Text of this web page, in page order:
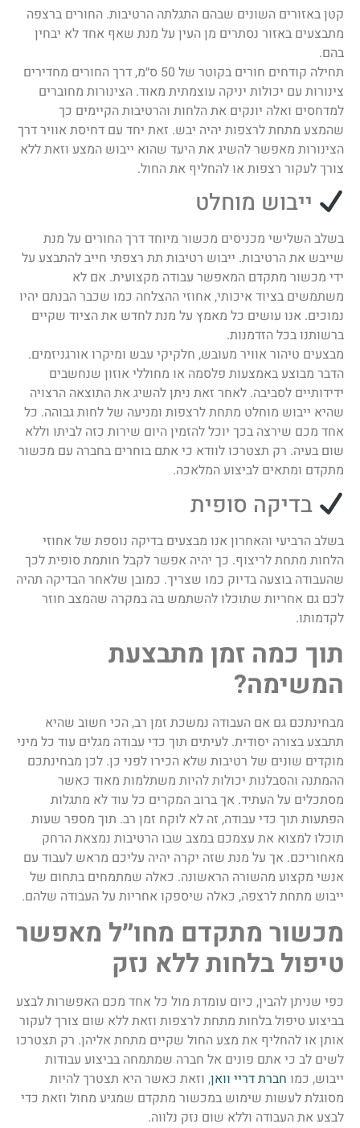
קטן באזורים השונים שבהם התגלתה הרטיבות. החורים ברצפה
מתבצעים באזור נסתרים מן העין על מנת שאף אחד לא יבחין
בהם.
תחילה קודחים חורים בקוטר של 50 ס״מ, דרך החורים מחדירים
צינורות עם יכולות יניקה עוצמתית מאוד. הצינורות מחוברים
למדחסים ואלה יונקים את הלחות והרטיבות הקיימים כך
שהמצע מתחת לרצפות יהיה יבש. זאת יחד עם דחיסת אוויר דרך
הצינורות מאפשר להשיג את היעד שהוא ייבוש המצע וזאת ללא
צורך לעקור רצפות או להחליף את החול.
ייבוש מוחלט
בשלב השלישי מכניסים מכשור מיוחד דרך החורים על מנת
שייבש את הרטיבות. ייבוש רטיבות תת רצפתי חייב להתבצע על
ידי מכשור מתקדם המאפשר עבודה מקצועית. אם לא
משתמשים בציוד איכותי, אחוזי ההצלחה כמו שכבר הבנתם יהיו
נמוכים. אנו עושים כל מאמץ על מנת לחדש את הציוד שקיים
ברשותנו בכל הזדמנות.
מבצעים טיהור אוויר מעובש, חלקיקי עבש ומיקרו אורגניזמים.
הדבר מבוצע באמצעות פלסמה או מחוללי אוזון שנחשבים
ידידותיים לסביבה. לאחר זאת ניתן להשיג את התוצאה הרצויה
שהיא ייבוש מוחלט מתחת לרצפות ומניעה של לחות גבוהה. כל
אחד מכם שירצה בכך יוכל להזמין היום שירות כזה לביתו וללא
שום בעיה. רק תצטרכו לוודא כי אתם בוחרים בחברה עם מכשור
מתקדם ומתאים לביצוע המלאכה.
בדיקה סופית
בשלב הרביעי והאחרון אנו מבצעים בדיקה נוספת של אחוזי
הלחות מתחת לריצוף. כך יהיה אפשר לקבל חותמת סופית לכך
שהעבודה בוצעה בדיוק כמו שצריך. כמובן שלאחר הבדיקה תהיה
לכם גם אחריות שתוכלו להשתמש בה במקרה שהמצב חוזר
לקדמותו.
תוך כמה זמן מתבצעת
המשימה?
מבחינתכם גם אם העבודה נמשכת זמן רב, הכי חשוב שהיא
תתבצע בצורה יסודית. לעיתים תוך כדי עבודה מגלים עוד כל מיני
מוקדים שונים של רטיבות שלא הכירו לפני כן. לכן מבחינתכם
ההמתנה והסבלנות יכולות להיות משתלמות מאוד כאשר
מסתכלים על העתיד. אך ברוב המקרים כל עוד לא מתגלות
הפתעות תוך כדי עבודה, זה לא לוקח זמן רב. תוך מספר שעות
תוכלו למצוא את עצמכם במצב שבו הרטיבות נמצאת הרחק
מאחוריכם. אך על מנת שזה יקרה יהיה עליכם מראש לעבוד עם
אנשי מקצוע מהשורה הראשונה. כאלה שמתמחים בתחום של
ייבוש מתחת לרצפה, כאלה שיספקו אחריות על העבודה שלהם.
מכשור מתקדם מחו״ל מאפשר
טיפול בלחות ללא נזק
כפי שניתן להבין, כיום עומדת מול כל אחד מכם האפשרות לבצע
בביצוע טיפול בלחות מתחת לרצפות וזאת ללא שום צורך לעקור
אותן או להחליף את מצע החול שקיים מתחת אליהן. רק תצטרכו
לשים לב כי אתם פונים אל חברה שמתמחה בביצוע עבודות
ייבוש, כמו חברת דריי וואן, וזאת כאשר היא תצטרך להיות
מסוגלת לעשות שימוש במכשור מתקדם שמגיע מחול וזאת כדי
לבצע את העבודה וללא שום נזק נלווה.